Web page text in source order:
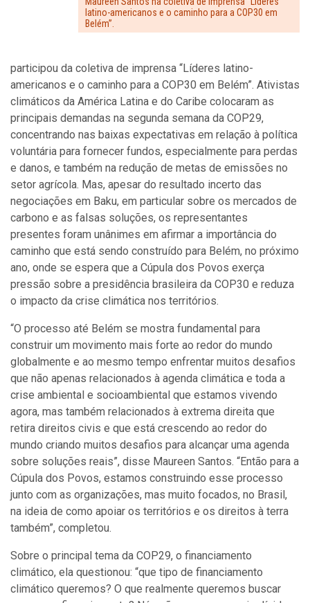
latino-americanos e o caminho para a COP30 em
Belém”.
participou da coletiva de imprensa “Líderes latino-
americanos e o caminho para a COP30 em Belém”. Ativistas
climáticos da América Latina e do Caribe colocaram as
principais demandas na segunda semana da COP29,
concentrando nas baixas expectativas em relação à política
voluntária para fornecer fundos, especialmente para perdas
e danos, e também na redução de metas de emissões no
setor agrícola. Mas, apesar do resultado incerto das
negociações em Baku, em particular sobre os mercados de
carbono e as falsas soluções, os representantes
presentes foram unânimes em afirmar a importância do
caminho que está sendo construído para Belém, no próximo
ano, onde se espera que a Cúpula dos Povos exerça
pressão sobre a presidência brasileira da COP30 e reduza
o impacto da crise climática nos territórios.
“O processo até Belém se mostra fundamental para
construir um movimento mais forte ao redor do mundo
globalmente e ao mesmo tempo enfrentar muitos desafios
que não apenas relacionados à agenda climática e toda a
crise ambiental e socioambiental que estamos vivendo
agora, mas também relacionados à extrema direita que
retira direitos civis e que está crescendo ao redor do
mundo criando muitos desafios para alcançar uma agenda
sobre soluções reais”, disse Maureen Santos. “Então para a
Cúpula dos Povos, estamos construindo esse processo
junto com as organizações, mas muito focados, no Brasil,
na ideia de como apoiar os territórios e os direitos à terra
também”, completou.
Sobre o principal tema da COP29, o financiamento
climático, ela questionou: “que tipo de financiamento
climático queremos? O que realmente queremos buscar